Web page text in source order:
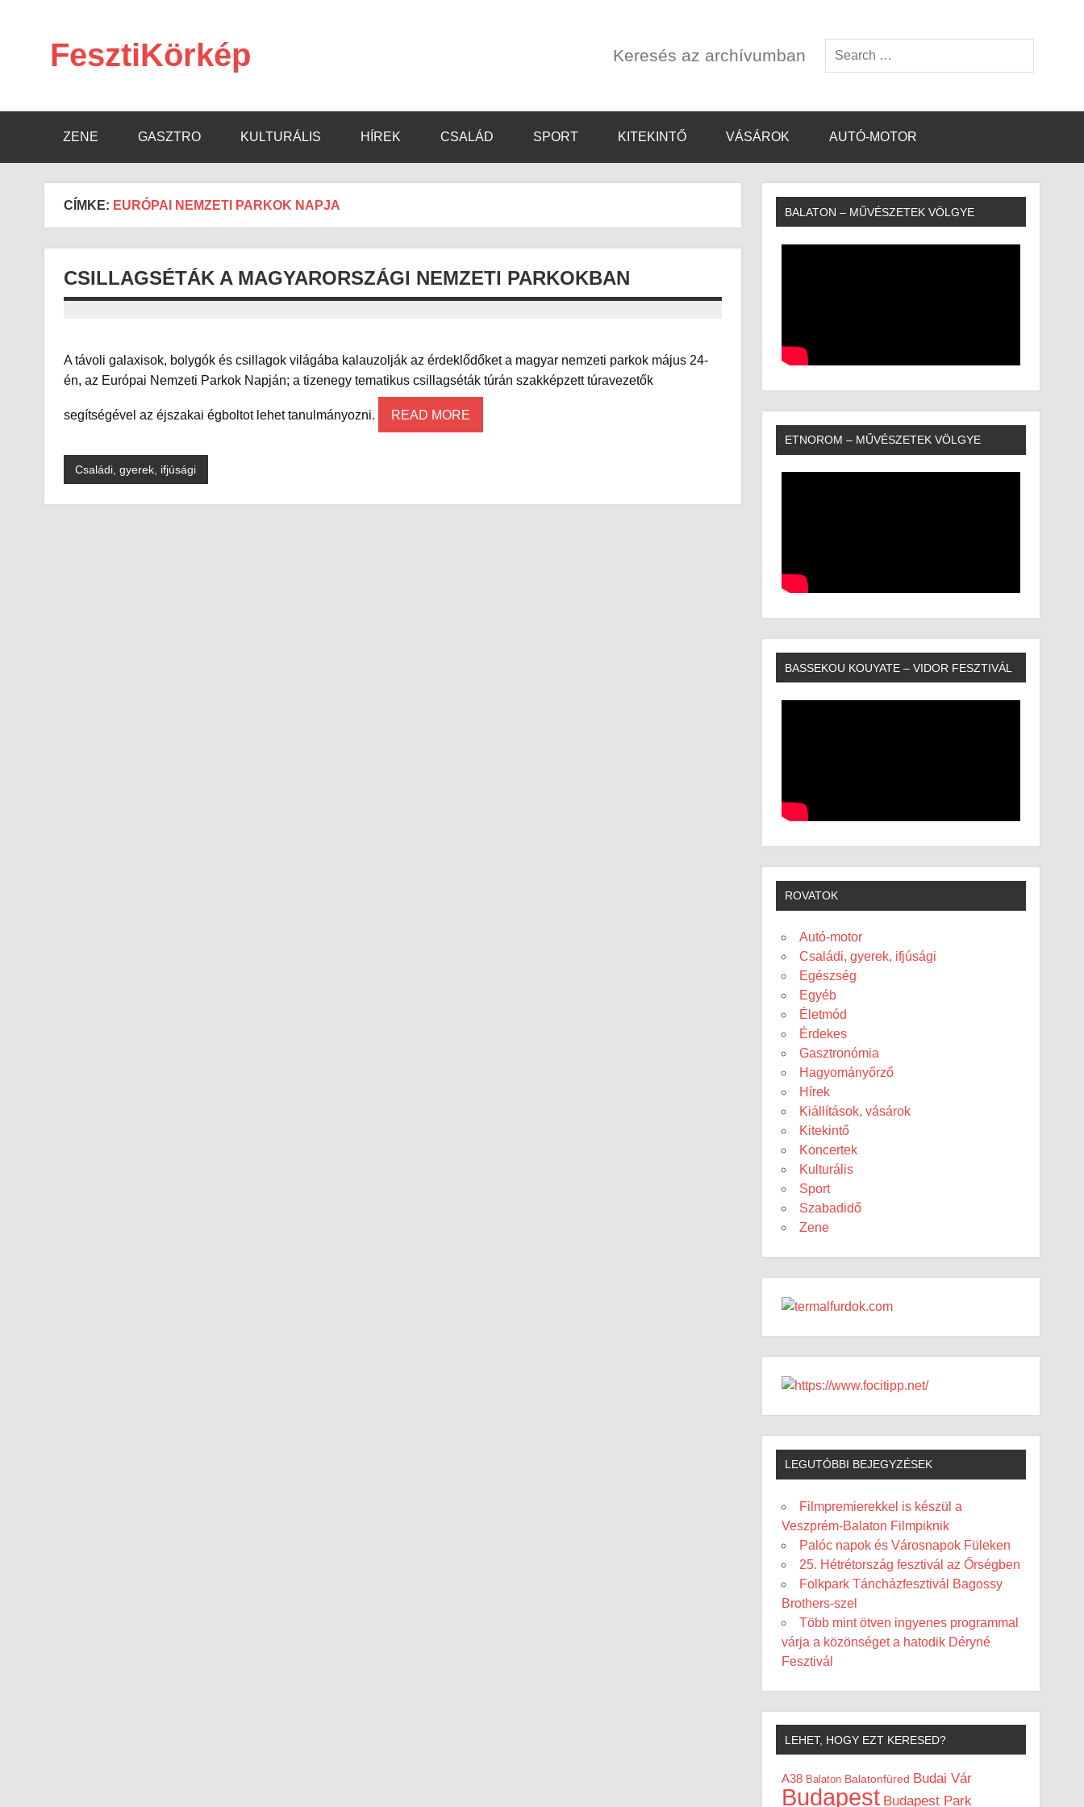
FesztiKörkép Keresés az archívumban
ZENE GASZTRO KULTURÁLIS HÍREK CSALÁD SPORT KITEKINTŐ VÁSÁROK AUTÓ-MOTOR
CÍMKE: EURÓPAI NEMZETI PARKOK NAPJA
CSILLAGSÉTÁK A MAGYARORSZÁGI NEMZETI PARKOKBAN
A távoli galaxisok, bolygók és csillagok világába kalauzolják az érdeklődőket a magyar nemzeti parkok május 24-
én, az Európai Nemzeti Parkok Napján; a tizenegy tematikus csillagséták túrán szakképzett túravezetők
segítségével az éjszakai égboltot lehet tanulmányozni. READ MORE
Családi, gyerek, ifjúsági
BALATON – MŰVÉSZETEK VÖLGYE
ETNOROM – MŰVÉSZETEK VÖLGYE
BASSEKOU KOUYATE – VIDOR FESZTIVÁL
ROVATOK
Autó-motor
Családi, gyerek, ifjúsági
Egészség
Egyéb
Életmód
Érdekes
Gasztronómia
Hagyományőrző
Hírek
Kiállítások, vásárok
Kitekintő
Koncertek
Kulturális
Sport
Szabadidő
Zene
LEGUTÓBBI BEJEGYZÉSEK
Filmpremierekkel is készül a
Veszprém-Balaton Filmpiknik
Palóc napok és Városnapok Füleken
25. Hétrétország fesztivál az Őrségben
Folkpark Táncházfesztivál Bagossy
Brothers-szel
Több mint ötven ingyenes programmal
várja a közönséget a hatodik Déryné
Fesztivál
LEHET, HOGY EZT KERESED?
A38 Balaton Balatonfüred Budai Vár
Budapest Budapest Park